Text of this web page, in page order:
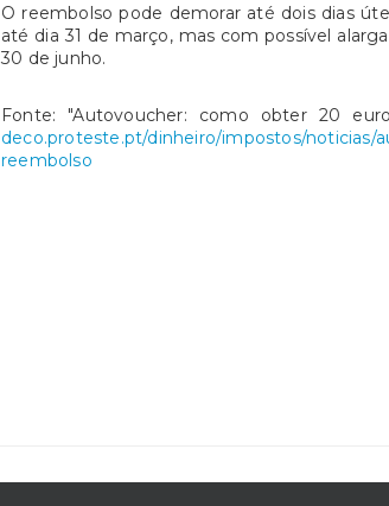
O reembolso pode demorar até dois dias
até dia 31 de março, mas com possível
30 de junho.
Fonte: "Autovoucher: como obter 20
deco.proteste.pt/dinheiro/impostos/noticias/
reembolso